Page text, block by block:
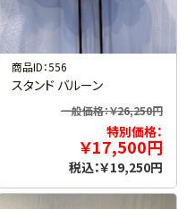
商品ID：556
スタンド バルーン
一般価格：￥26,250円
特別価格：
￥17,500円
税込：￥19,250円